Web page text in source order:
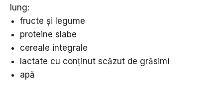
lung:
fructe și legume
proteine slabe
cereale integrale
lactate cu conținut scăzut de grăsimi
apă